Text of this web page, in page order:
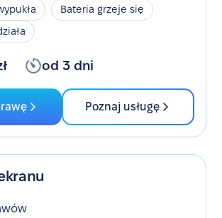
Bateria grzeje się
od 3 dni
Poznaj usługę